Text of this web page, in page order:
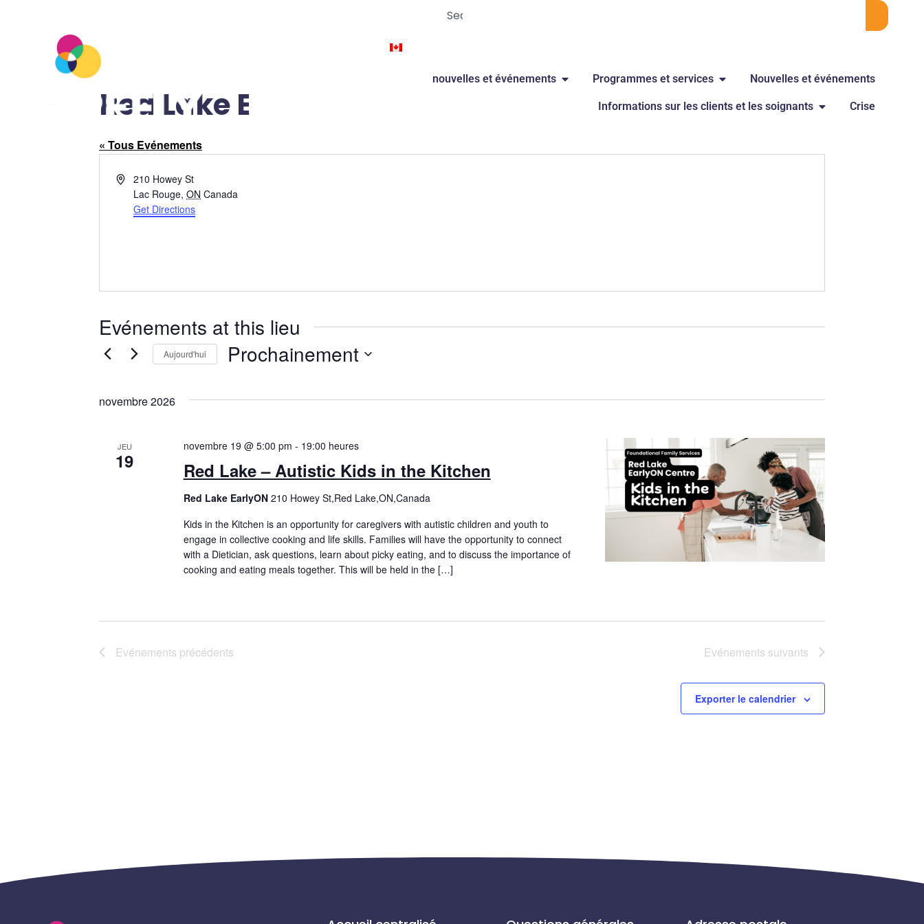
nouvelles et événements Programmes et services Nouvelles et événements
Informations sur les clients et les soignants Crise
Red Lake EarlyON
« Tous Evénements
Address210 Howey St
Lac Rouge, ON Canada
Get Directions
Evénements at this lieu
Aujourd'hui Prochainement
date.
novembre 2026
JEU
19 Red Lake – Autistic Kids in the Kitchen
novembre 19 @ 5:00 pm - 19:00 heures
Red Lake EarlyON 210 Howey St,Red Lake,ON,Canada
Kids in the Kitchen is an opportunity for caregivers with autistic children and youth to
engage in collective cooking and life skills. Families will have the opportunity to connect
with a Dietician, ask questions, learn about picky eating, and to discuss the importance of
cooking and eating meals together. This will be held in the […]
Evénements précédents Evénements suivants
Exporter le calendrier